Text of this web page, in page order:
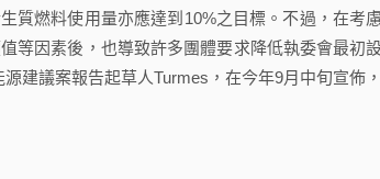
質燃料使用量亦應達到10%之目標。不過，在考
等因素後，也導致許多團體要求降低執委會最初
建議案報告起草人Turmes，在今年9月中旬宣佈